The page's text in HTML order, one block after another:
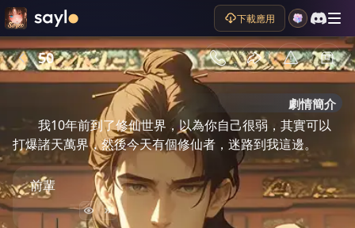
下載應用
50
劇情簡介
我10年前到了修仙世界，以為你自己很弱，其實可以
打爆諸天萬界，然後今天有個修仙者，迷路到我這邊。
前輩